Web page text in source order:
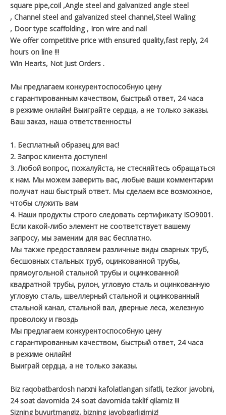
square pipe,coil ,Angle steel and galvanized angle steel
, Channel steel and galvanized steel channel,Steel Waling
, Door type scaffolding , Iron wire and nail
We offer competitive price with ensured quality,fast reply, 24
hours on line !!!
Win Hearts, Not Just Orders .
Мы предлагаем конкурентоспособную цену
с гарантированным качеством, быстрый ответ, 24 часа
в режиме онлайн! Выиграйте сердца, а не только заказы.
Ваш заказ, наша ответственность!
1. Бесплатный образец для вас!
2. Запрос клиента доступен!
3. Любой вопрос, пожалуйста, не стесняйтесь обращаться
к нам. Мы можем заверить вас, любые ваши комментарии
получат наш быстрый ответ. Мы сделаем все возможное,
чтобы служить вам
4. Наши продукты строго следовать сертификату ISO9001.
Если какой-либо элемент не соответствует вашему
запросу, мы заменим для вас бесплатно.
Мы также предоставляем различные виды сварных труб,
бесшовных стальных труб, оцинкованной трубы,
прямоугольной стальной трубы и оцинкованной
квадратной трубы, рулон, угловую сталь и оцинкованную
угловую сталь, швеллерный стальной и оцинкованный
стальной канал, стальной вал, дверные леса, железную
проволоку и гвоздь
Мы предлагаем конкурентоспособную цену
с гарантированным качеством, быстрый ответ, 24 часа
в режиме онлайн!
Выиграй сердца, а не только заказы.
Biz raqobatbardosh narxni kafolatlangan sifatli, tezkor javobni,
24 soat davomida 24 soat davomida taklif qilamiz !!!
Sizning buyurtmangiz, bizning javobgarligimiz!